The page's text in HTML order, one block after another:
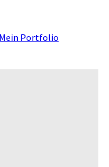
Mein Portfolio